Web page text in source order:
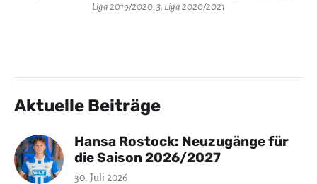
Liga 2019/2020, 3. Liga 2020/2021
Aktuelle Beiträge
Hansa Rostock: Neuzugänge für
die Saison 2026/2027
30. Juli 2026